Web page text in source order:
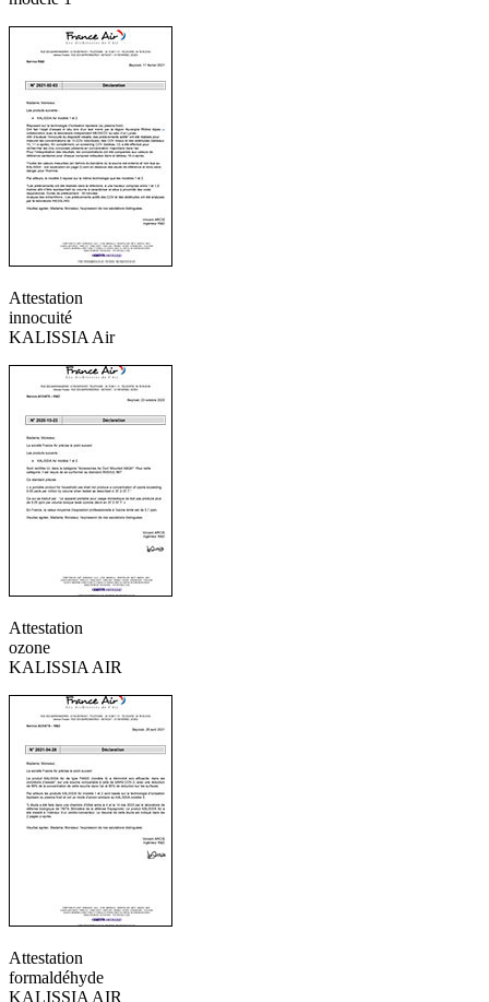
Attestation
innocuité
KALISSIA Air
Attestation
ozone
KALISSIA AIR
Attestation
formaldéhyde
KALISSIA AIR